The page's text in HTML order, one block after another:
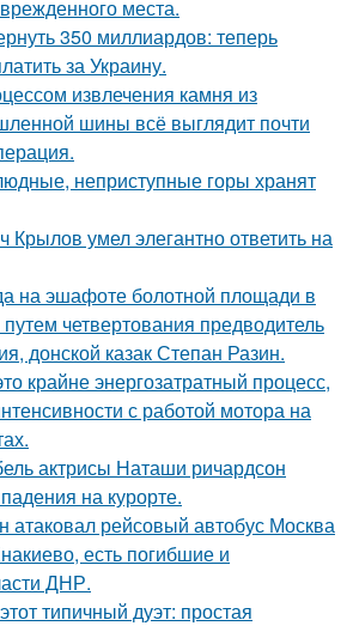
места.
350 миллиардов: теперь
за Украину.
извлечения камня из
шины всё выглядит почти
неприступные горы хранят
умел элегантно ответить на
на эшафоте болотной площади в
четвертования предводитель
донской казак Степан Разин.
крайне энергозатратный процесс,
с работой мотора на
актрисы Наташи ричардсон
на курорте.
атаковал рейсовый автобус Москва
есть погибшие и
ДНР.
типичный дуэт: простая